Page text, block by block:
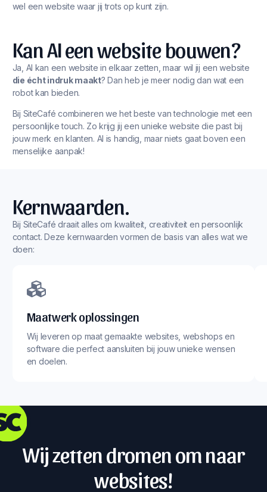
wel een website waar jij trots op kunt zijn.
Kan AI een website bouwen?
Ja, AI kan een website in elkaar zetten, maar wil jij een website
die écht indruk maakt? Dan heb je meer nodig dan wat een
robot kan bieden.
Bij SiteCafé combineren we het beste van technologie met een
persoonlijke touch. Zo krijg jij een unieke website die past bij
jouw merk en klanten. AI is handig, maar niets gaat boven een
menselijke aanpak!
Kernwaarden.
Bij SiteCafé draait alles om kwaliteit, creativiteit en persoonlijk
contact. Deze kernwaarden vormen de basis van alles wat we
doen:
Maatwerk oplossingen
Wij leveren op maat gemaakte websites, webshops en
software die perfect aansluiten bij jouw unieke wensen
en doelen.
Wij zetten dromen om naar
websites!